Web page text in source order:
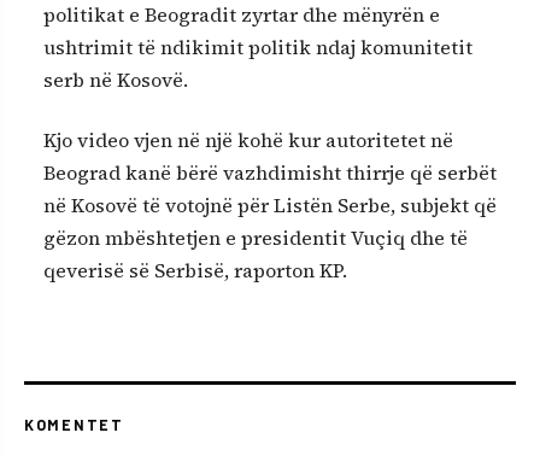
politikat e Beogradit zyrtar dhe mënyrën e
ushtrimit të ndikimit politik ndaj komunitetit
serb në Kosovë.
Kjo video vjen në një kohë kur autoritetet në
Beograd kanë bërë vazhdimisht thirrje që serbët
në Kosovë të votojnë për Listën Serbe, subjekt që
gëzon mbështetjen e presidentit Vuçiq dhe të
qeverisë së Serbisë, raporton KP.
KOMENTET